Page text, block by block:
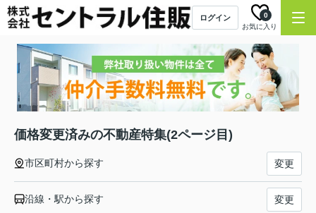
ログイン
お気に入り
0
価格変更済みの不動産特集(2ページ目)
市区町村から探す 変更
沿線・駅から探す 変更